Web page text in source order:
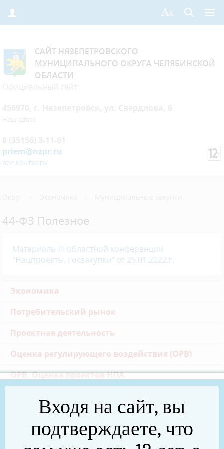
САЙТ НЯЗЕПЕТРОВСКОГО
МУНИЦИПАЛЬНОГО ОКРУГА ЧЕЛЯБИНСКОЙ
ОБЛАСТИ
priem@nzpr.ru
все контакты
44-ФЗ Полезное
Материалы III областной конференции
"Нацпроекты. Госзакупки" от 25.01.2022 г.
Экономика
Потребительский рынок
Проектная деятельность
Оценка регулирующего воздействия (ОРВ)
ОРВ. Оценка проектов НПА
ОРВ. Экспертиза действующих НПА
ЗАКУПКИ (44-ФЗ)
Входя на сайт, вы
подтверждаете, что